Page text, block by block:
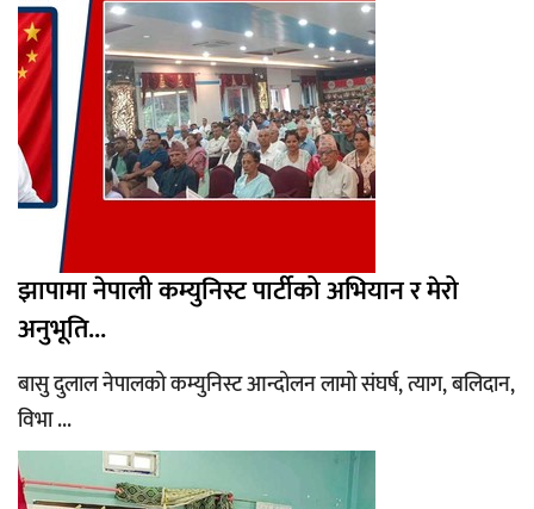
झापामा नेपाली कम्युनिस्ट पार्टीको अभियान र मेरो
अनुभूति...
बासु दुलाल नेपालको कम्युनिस्ट आन्दोलन लामो संघर्ष, त्याग, बलिदान,
विभा ...